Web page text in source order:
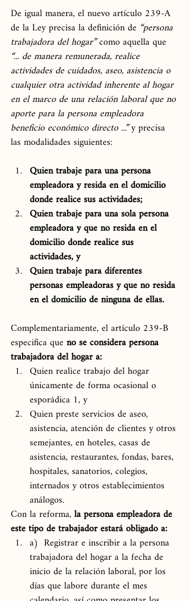
De igual manera, el nuevo artículo 239-A
de la Ley precisa la definición de “persona
trabajadora del hogar” como aquella que
“... de manera remunerada, realice
actividades de cuidados, aseo, asistencia o
cualquier otra actividad inherente al hogar
en el marco de una relación laboral que no
aporte para la persona empleadora
beneficio económico directo ...” y precisa
las modalidades siguientes:
Quien trabaje para una persona
empleadora y resida en el domicilio
donde realice sus actividades;
Quien trabaje para una sola persona
empleadora y que no resida en el
domicilio donde realice sus
actividades, y
Quien trabaje para diferentes
personas empleadoras y que no resida
en el domicilio de ninguna de ellas.
Complementariamente, el artículo 239-B
especifica que no se considera persona
trabajadora del hogar a:
Quien realice trabajo del hogar
únicamente de forma ocasional o
esporádica 1, y
Quien preste servicios de aseo,
asistencia, atención de clientes y otros
semejantes, en hoteles, casas de
asistencia, restaurantes, fondas, bares,
hospitales, sanatorios, colegios,
internados y otros establecimientos
análogos.
Con la reforma, la persona empleadora de
este tipo de trabajador estará obligado a:
a)  Registrar e inscribir a la persona
trabajadora del hogar a la fecha de
inicio de la relación laboral, por los
días que labore durante el mes